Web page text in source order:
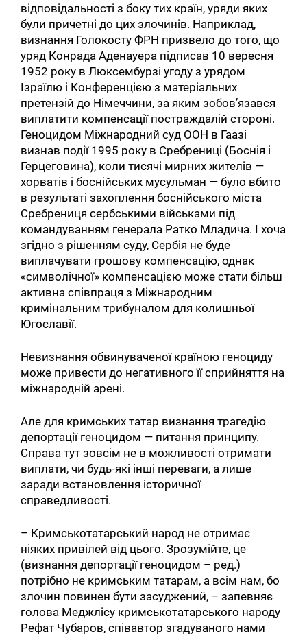
відповідальності з боку тих країн, уряди яких
були причетні до цих злочинів. Наприклад,
визнання Голокосту ФРН призвело до того, що
уряд Конрада Аденауера підписав 10 вересня
1952 року в Люксембурзі угоду з урядом
Ізраїлю і Конференцією з матеріальних
претензій до Німеччини, за яким зобов’язався
виплатити компенсації постраждалій стороні.
Геноцидом Міжнародний суд ООН в Гаазі
визнав події 1995 року в Сребрениці (Боснія і
Герцеговина), коли тисячі мирних жителів —
хорватів і боснійських мусульман — було вбито
в результаті захоплення боснійського міста
Сребрениця сербськими військами під
командуванням генерала Ратко Младича. І хоча
згідно з рішенням суду, Сербія не буде
виплачувати грошову компенсацію, однак
«символічної» компенсацією може стати більш
активна співпраця з Міжнародним
кримінальним трибуналом для колишньої
Югославії.
Невизнання обвинуваченої країною геноциду
може привести до негативного її сприйняття на
міжнародній арені.
Але для кримських татар визнання трагедію
депортації геноцидом — питання принципу.
Справа тут зовсім не в можливості отримати
виплати, чи будь-які інші переваги, а лише
заради встановлення історичної
справедливості.
– Кримськотатарський народ не отримає
ніяких привілей від цього. Зрозумійте, це
(визнання депортації геноцидом – ред.)
потрібно не кримським татарам, а всім нам, бо
злочин повинен бути засуджений, – запевняє
голова Меджлісу кримськотатарського народу
Рефат Чубаров, співавтор згадуваного нами